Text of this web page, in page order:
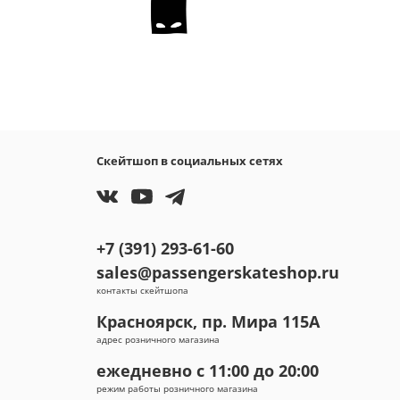
Скейтшоп в социальных сетях
+7 (391) 293-61-60
sales@passengerskateshop.ru
контакты скейтшопа
Красноярск, пр. Мира 115А
адрес розничного магазина
ежедневно с 11:00 до 20:00
режим работы розничного магазина